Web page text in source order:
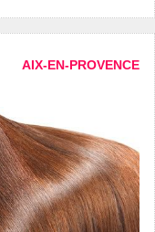
AIX-EN-PROVENCE